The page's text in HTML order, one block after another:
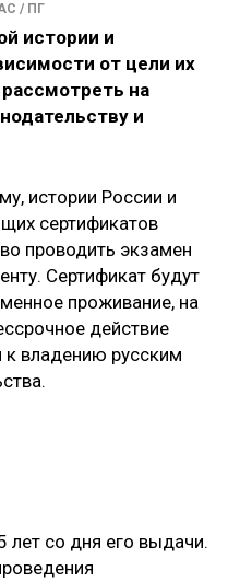
/ ПГ
истории и
от цели их
на
и
истории России и
сертификатов
проводить экзамен
Сертификат будут
проживание, на
действие
к владению русским
со дня его выдачи.